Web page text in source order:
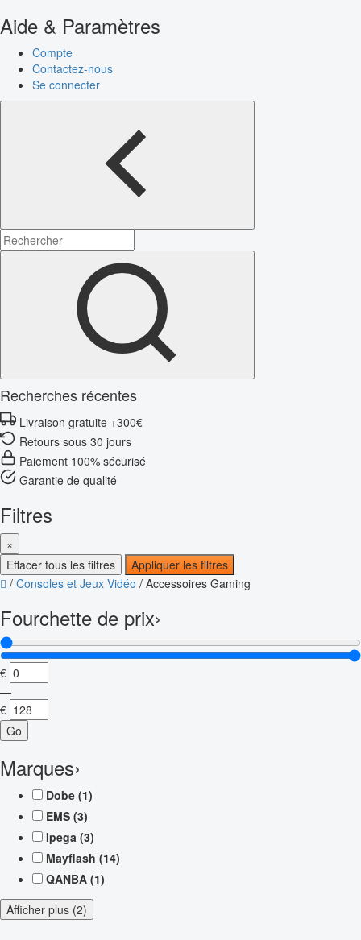
Aide & Paramètres
Compte
Contactez-nous
Se connecter
Recherches récentes
Livraison gratuite +300€
Retours sous 30 jours
Paiement 100% sécurisé
Garantie de qualité
Filtres
×
Effacer tous les filtres
Appliquer les filtres
/ Consoles et Jeux Vidéo / Accessoires Gaming
Fourchette de prix›
€
—
€
Go
Marques›
Dobe (1)
EMS (3)
Ipega (3)
Mayflash (14)
QANBA (1)
Afficher plus (2)